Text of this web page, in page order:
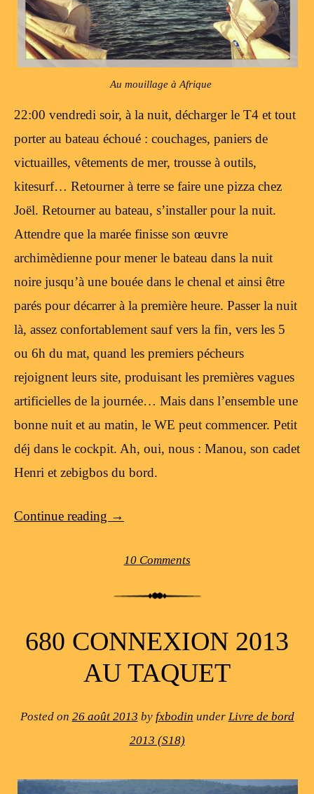
Au mouillage à Afrique
22:00 vendredi soir, à la nuit, décharger le T4 et tout
porter au bateau échoué : couchages, paniers de
victuailles, vêtements de mer, trousse à outils,
kitesurf… Retourner à terre se faire une pizza chez
Joël. Retourner au bateau, s’installer pour la nuit.
Attendre que la marée finisse son œuvre
archimèdienne pour mener le bateau dans la nuit
noire jusqu’à une bouée dans le chenal et ainsi être
parés pour décarrer à la première heure. Passer la nuit
là, assez confortablement sauf vers la fin, vers les 5
ou 6h du mat, quand les premiers pécheurs
rejoignent leurs site, produisant les premières vagues
artificielles de la journée… Mais dans l’ensemble une
bonne nuit et au matin, le WE peut commencer. Petit
déj dans le cockpit. Ah, oui, nous : Manou, son cadet
Henri et zebigbos du bord.
Continue reading →
10 Comments
680 CONNEXION 2013
AU TAQUET
Posted on 26 août 2013 by fxbodin under Livre de bord
2013 (S18)